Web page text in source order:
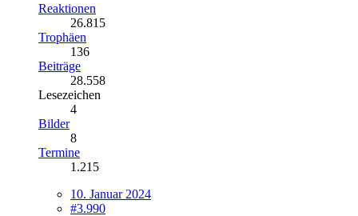
Reaktionen
26.815
Trophäen
136
Beiträge
28.558
Lesezeichen
4
Bilder
8
Termine
1.215
10. Januar 2024
#3.990